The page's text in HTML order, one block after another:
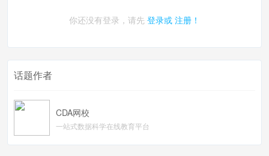
你还没有登录，请先 登录或 注册！
话题作者
CDA网校
一站式数据科学在线教育平台